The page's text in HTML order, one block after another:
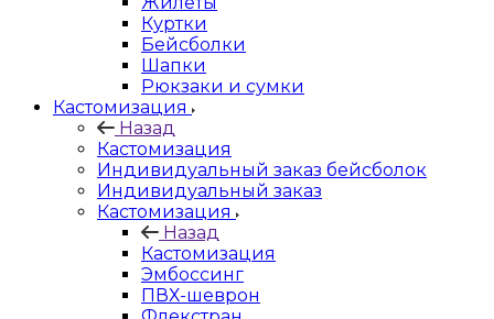
Куртки
Бейсболки
Шапки
Рюкзаки и сумки
Кастомизация
Назад
Кастомизация
Индивидуальный заказ бейсболок
Индивидуальный заказ
Кастомизация
Назад
Кастомизация
Эмбоссинг
ПВХ-шеврон